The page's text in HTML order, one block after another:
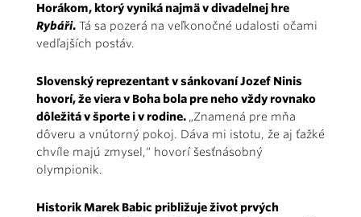
Horákom, ktorý vyniká najmä v divadelnej hre
Rybáři. Tá sa pozerá na veľkonočné udalosti očami
vedľajších postáv.
Slovenský reprezentant v sánkovaní Jozef Ninis
hovorí, že viera v Boha bola pre neho vždy rovnako
dôležitá v športe i v rodine. „Znamená pre mňa
dôveru a vnútorný pokoj. Dáva mi istotu, že aj ťažké
chvíle majú zmysel,“ hovorí šesťnásobný
olympionik.
Historik Marek Babic približuje život prvých